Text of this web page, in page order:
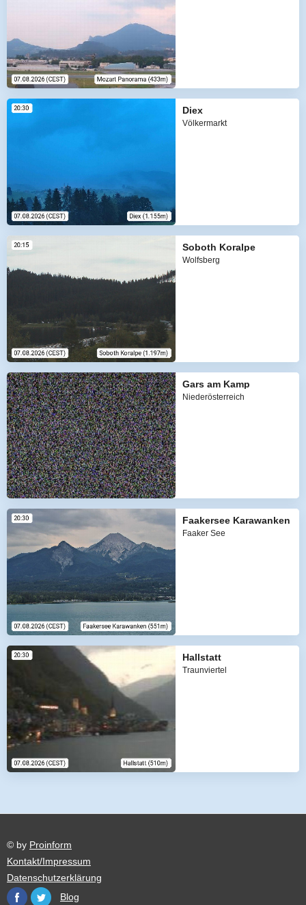
Diex
Völkermarkt
Soboth Koralpe
Wolfsberg
Gars am Kamp
Niederösterreich
Faakersee Karawanken
Faaker See
Hallstatt
Traunviertel
© by Proinform
Kontakt/Impressum
Datenschutzerklärung
Blog